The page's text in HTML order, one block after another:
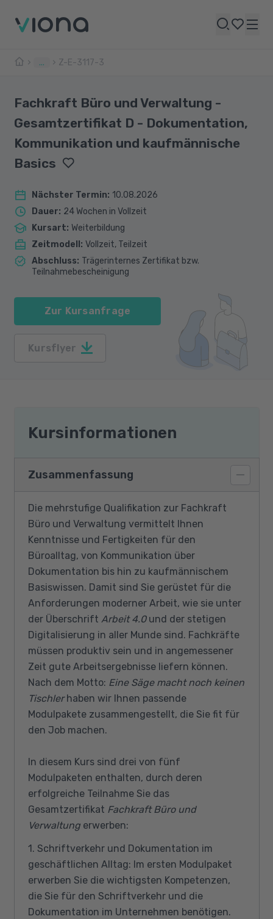
... Z-E-3117-3
Fachkraft Büro und Verwaltung -
Gesamtzertifikat D - Dokumentation,
Kommunikation und kaufmännische
Basics
Nächster Termin: 10.08.2026
Dauer: 24 Wochen in Vollzeit
Kursart: Weiterbildung
Zeitmodell : Vollzeit, Teilzeit
Abschluss: Trägerinternes Zertifikat bzw.
Teilnahmebescheinigung
Zur Kursanfrage
Kursflyer
Kursinformationen
Zusammenfassung
Die mehrstufige Qualifikation zur Fachkraft
Büro und Verwaltung vermittelt Ihnen
Kenntnisse und Fertigkeiten für den
Büroalltag, von Kommunikation über
Dokumentation bis hin zu kaufmännischem
Basiswissen. Damit sind Sie gerüstet für die
Anforderungen moderner Arbeit, wie sie unter
der Überschrift Arbeit 4.0und der stetigen
Digitalisierung in aller Munde sind. Fachkräfte
müssen produktiv sein und in angemessener
Zeit gute Arbeitsergebnisse liefern können.
Nach dem Motto: Eine Säge macht noch keinen
Tischlerhaben wir Ihnen passende
Modulpakete zusammengestellt, die Sie fit für
den Job machen.
In diesem Kurs sind drei von fünf
Modulpaketen enthalten, durch deren
erfolgreiche Teilnahme Sie das
Gesamtzertifikat Fachkraft Büro und
Verwaltung erwerben:
1. Schriftverkehr und Dokumentation im
geschäftlichen Alltag: Im ersten Modulpaket
erwerben Sie die wichtigsten Kompetenzen,
die Sie für den Schriftverkehr und die
Dokumentation im Unternehmen benötigen.